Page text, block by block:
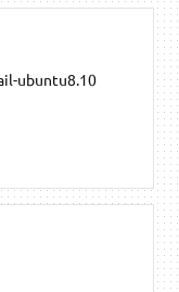
ubuntu8.10